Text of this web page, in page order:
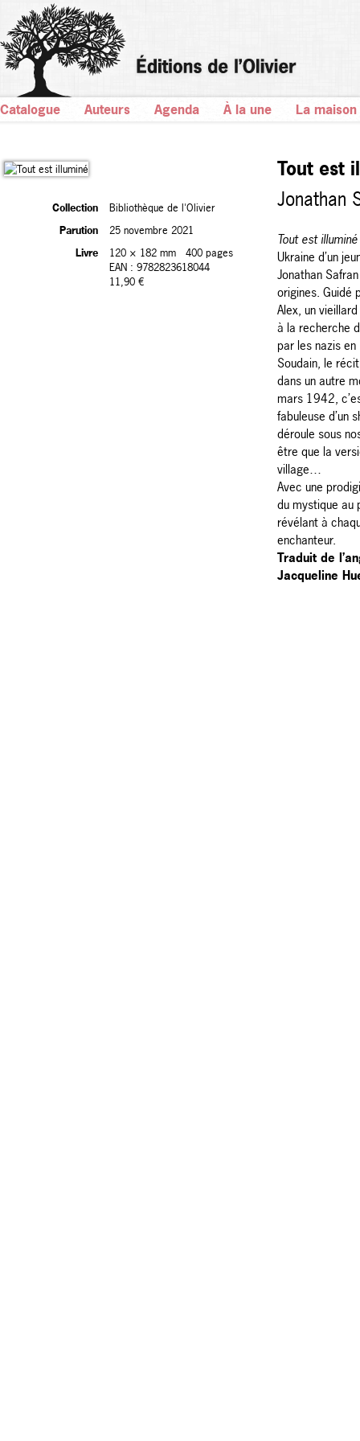
Catalogue Auteurs Agenda À la une La maison
Collection
Bibliothèque de l'Olivier
Parution
25 novembre 2021
Livre
120 × 182 mm
400 pages
EAN : 9782823618044
11,90 €
Tout est
Jonathan
Tout est illuminé
Ukraine d’un
Jonathan
origines. Guidé
Alex, un
à la recherche
par les nazis
Soudain, le
dans un autre
mars 1942,
fabuleuse d’un
déroule sous
être que la
village…
Avec une
du mystique au
révélant à
enchanteur.
Traduit de
Jacqueline